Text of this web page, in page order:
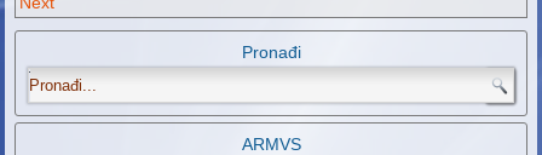
Pronađi
.
ARMVS